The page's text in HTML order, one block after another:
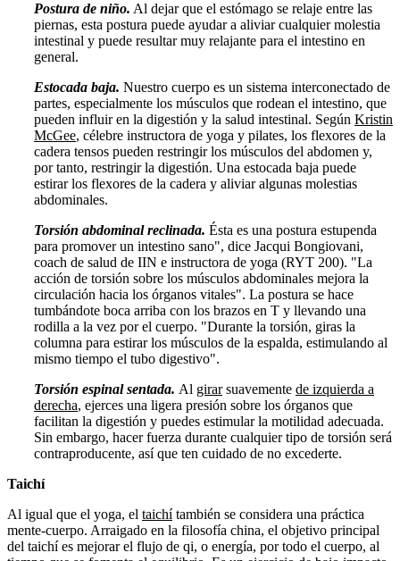
Postura de niño. Al dejar que el estómago se relaje entre las
piernas, esta postura puede ayudar a aliviar cualquier molestia
intestinal y puede resultar muy relajante para el intestino en
general.
Estocada baja. Nuestro cuerpo es un sistema interconectado de
partes, especialmente los músculos que rodean el intestino, que
pueden influir en la digestión y la salud intestinal. Según Kristin
McGee, célebre instructora de yoga y pilates, los flexores de la
cadera tensos pueden restringir los músculos del abdomen y,
por tanto, restringir la digestión. Una estocada baja puede
estirar los flexores de la cadera y aliviar algunas molestias
abdominales.
Torsión abdominal reclinada. Ésta es una postura estupenda
para promover un intestino sano", dice Jacqui Bongiovani,
coach de salud de IIN e instructora de yoga (RYT 200). "La
acción de torsión sobre los músculos abdominales mejora la
circulación hacia los órganos vitales". La postura se hace
tumbándote boca arriba con los brazos en T y llevando una
rodilla a la vez por el cuerpo. "Durante la torsión, giras la
columna para estirar los músculos de la espalda, estimulando al
mismo tiempo el tubo digestivo".
Torsión espinal sentada. Al girarsuavemente de izquierda a
derecha, ejerces una ligera presión sobre los órganos que
facilitan la digestión y puedes estimular la motilidad adecuada.
Sin embargo, hacer fuerza durante cualquier tipo de torsión será
contraproducente, así que ten cuidado de no excederte.
Taichí
Al igual que el yoga, el taichítambién se considera una práctica
mente-cuerpo. Arraigado en la filosofía china, el objetivo principal
del taichí es mejorar el flujo de qi, o energía, por todo el cuerpo, al